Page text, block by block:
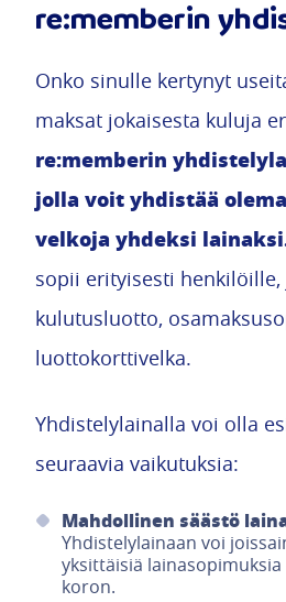
re:memberin
Onko sinulle kertynyt
maksat jokaisesta kuluja
re:memberin
jolla voit yhdistää
velkoja yhdeksi
sopii erityisesti
kulutusluotto,
luottokorttivelka.
Yhdistelylainalla voi olla
seuraavia vaikutuksia:
Mahdollinen säästö
Yhdistelylainaan voi
yksittäisiä
koron.